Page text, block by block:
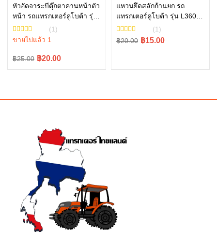
หัวอัดจาระบีตุ๊กตาคานหน้าตัว
หน้า รถแทรกเตอร์คูโบต้า รุ่น
L3608 – L5018 06611-
15010
(1)
ขายไปแล้ว 1
฿25.00
Original฿20.00
Current
หยิบใส่ตะกร้า
แหวนยึดสลักก้านยก รถ
แทรกเตอร์คูโบต้า รุ่น L3608,
L4018, L4508, L4708,
L5018 tc402-34340
(1)
฿20.00
Original฿15.00
Current
อ่านเพิ่ม